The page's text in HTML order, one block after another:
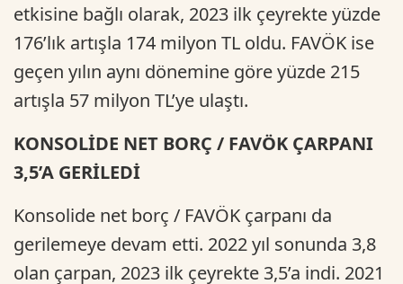
etkisine bağlı olarak, 2023 ilk çeyrekte yüzde
176’lık artışla 174 milyon TL oldu. FAVÖK ise
geçen yılın aynı dönemine göre yüzde 215
artışla 57 milyon TL’ye ulaştı.
KONSOLİDE NET BORÇ / FAVÖK ÇARPANI
3,5’A GERİLEDİ
Konsolide net borç / FAVÖK çarpanı da
gerilemeye devam etti. 2022 yıl sonunda 3,8
olan çarpan, 2023 ilk çeyrekte 3,5’a indi. 2021